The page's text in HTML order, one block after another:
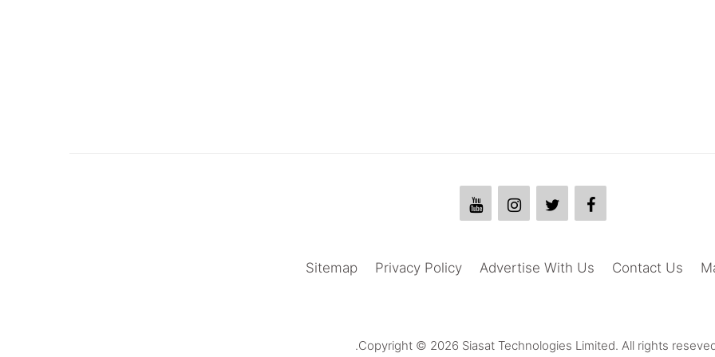
Contact Us
Advertise With Us
Privacy Policy
Sitemap
Copyright © 2026 Siasat Technologies Limited. All rights